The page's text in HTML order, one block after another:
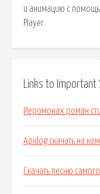
и анимацию с
Player.
Links to Important
Иеромонах роман
Apidog скачать на
Скачать песню